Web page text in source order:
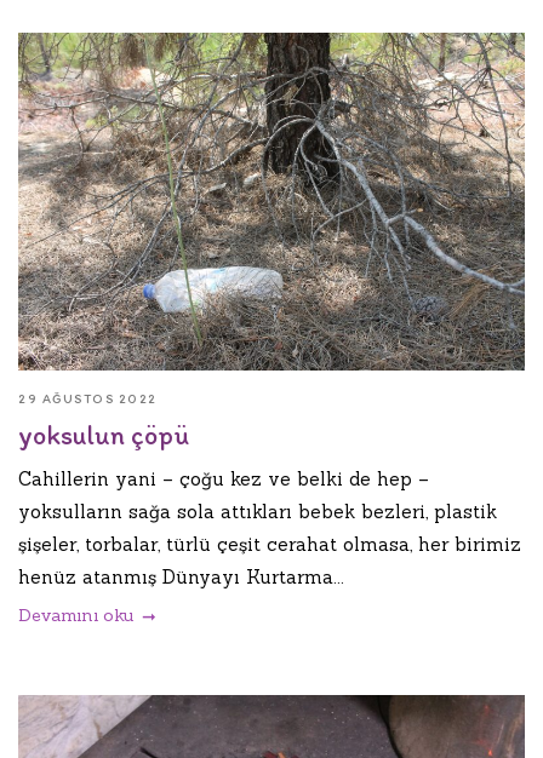
29 AĞUSTOS 2022
yoksulun çöpü
Cahillerin yani – çoğu kez ve belki de hep –
yoksulların sağa sola attıkları bebek bezleri, plastik
şişeler, torbalar, türlü çeşit cerahat olmasa, her birimiz
henüz atanmış Dünyayı Kurtarma...
Devamını oku